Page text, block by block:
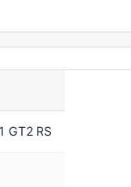
GT2 RS